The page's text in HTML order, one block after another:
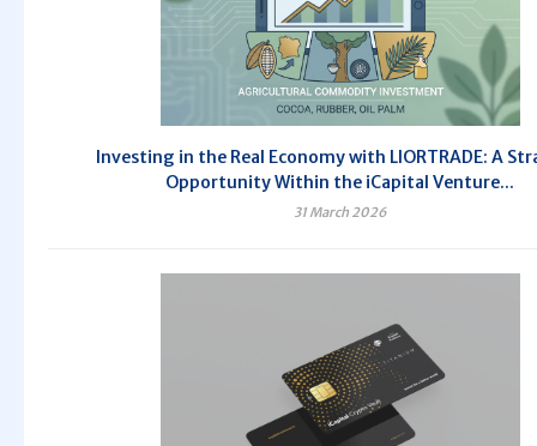
Investing in the Real Economy with LIORTRADE: A
Opportunity Within the iCapital Venture...
31 March 2026